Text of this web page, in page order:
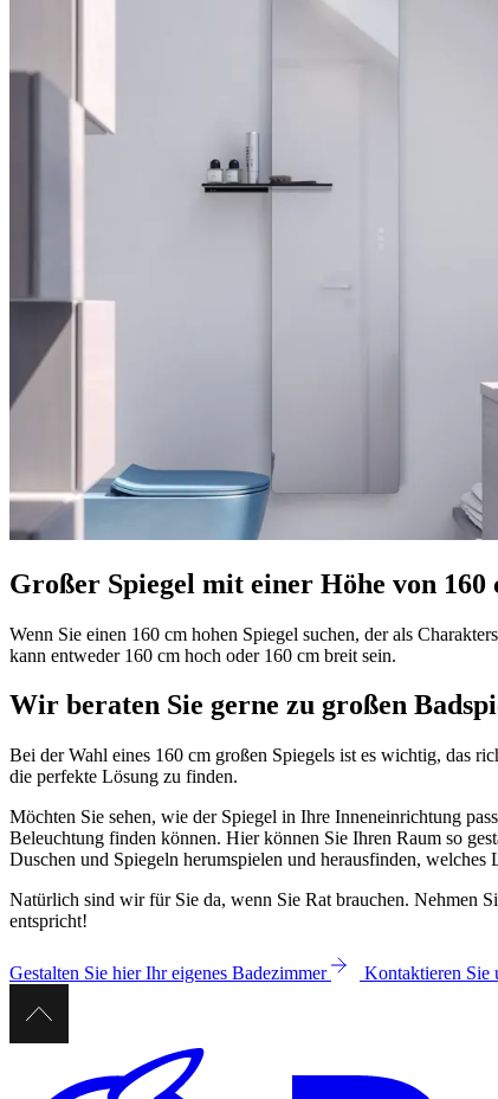
Großer Spiegel mit einer Höhe von 160
Wenn Sie einen 160 cm hohen Spiegel suchen, der als
kann entweder 160 cm hoch oder 160 cm breit sein.
Wir beraten Sie gerne zu großen
Bei der Wahl eines 160 cm großen Spiegels ist es wichtig, das
die perfekte Lösung zu finden.
Möchten Sie sehen, wie der Spiegel in Ihre Inneneinrichtung
Beleuchtung finden können. Hier können Sie Ihren Raum so
Duschen und Spiegeln herumspielen und herausfinden, welches
Natürlich sind wir für Sie da, wenn Sie Rat brauchen. Nehmen
entspricht!
Gestalten Sie hier Ihr eigenes Badezimmer Kontaktieren Sie